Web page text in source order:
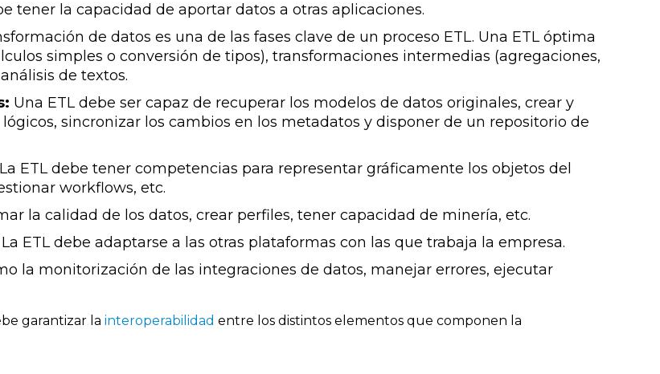
tener la capacidad de aportar datos a otras aplicaciones.
de datos es una de las fases clave de un proceso ETL. Una ETL óptima
simples o conversión de tipos), transformaciones intermedias (agregaciones,
de textos.
Una ETL debe ser capaz de recuperar los modelos de datos originales, crear y
sincronizar los cambios en los metadatos y disponer de un repositorio de
La ETL debe tener competencias para representar gráficamente los objetos del
workflows, etc.
la calidad de los datos, crear perfiles, tener capacidad de minería, etc.
La ETL debe adaptarse a las otras plataformas con las que trabaja la empresa.
la monitorización de las integraciones de datos, manejar errores, ejecutar
garantizar la interoperabilidad entre los distintos elementos que componen la